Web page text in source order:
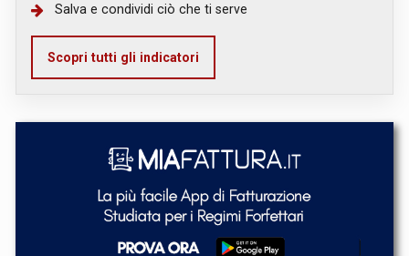
Salva e condividi ciò che ti serve
Scopri tutti gli indicatori